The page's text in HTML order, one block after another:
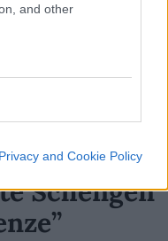
and other
Privacy and Cookie Policy
e
Schengen